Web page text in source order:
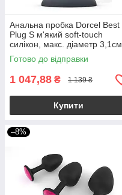
Анальна пробка Dorcel Best
Plug S м'який soft-touch
силікон, макс. діаметр 3,1см
Готово до відправки
1 047,88 ₴ 1 139 ₴
Купити
–8%